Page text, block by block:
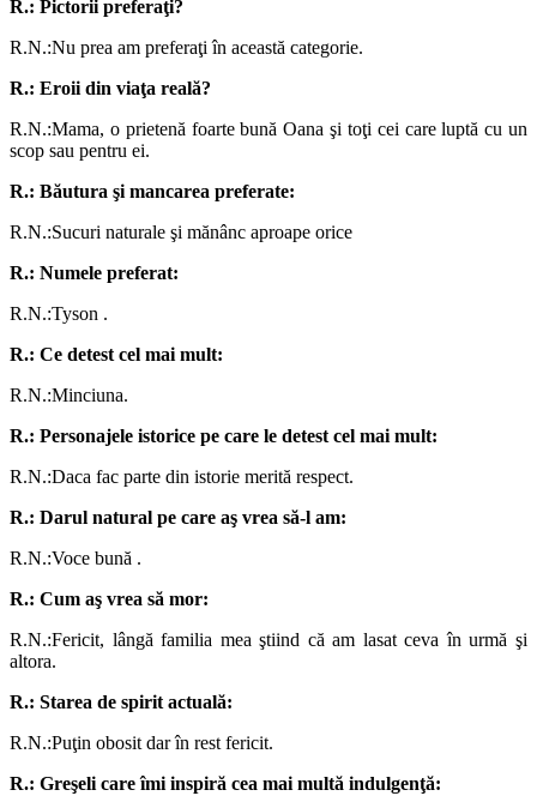
R.: Pictorii preferaţi?
R.N.:Nu prea am preferaţi în această categorie.
R.: Eroii din viaţa reală?
R.N.:Mama, o prietenă foarte bună Oana şi toţi cei care luptă cu un
scop sau pentru ei.
R.: Băutura şi mancarea preferate:
R.N.:Sucuri naturale şi mănânc aproape orice
R.: Numele preferat:
R.N.:Tyson .
R.: Ce detest cel mai mult:
R.N.:Minciuna.
R.: Personajele istorice pe care le detest cel mai mult:
R.N.:Daca fac parte din istorie merită respect.
R.: Darul natural pe care aş vrea să-l am:
R.N.:Voce bună .
R.: Cum aş vrea să mor:
R.N.:Fericit, lângă familia mea ştiind că am lasat ceva în urmă şi
altora.
R.: Starea de spirit actuală:
R.N.:Puţin obosit dar în rest fericit.
R.: Greşeli care îmi inspiră cea mai multă indulgenţă: